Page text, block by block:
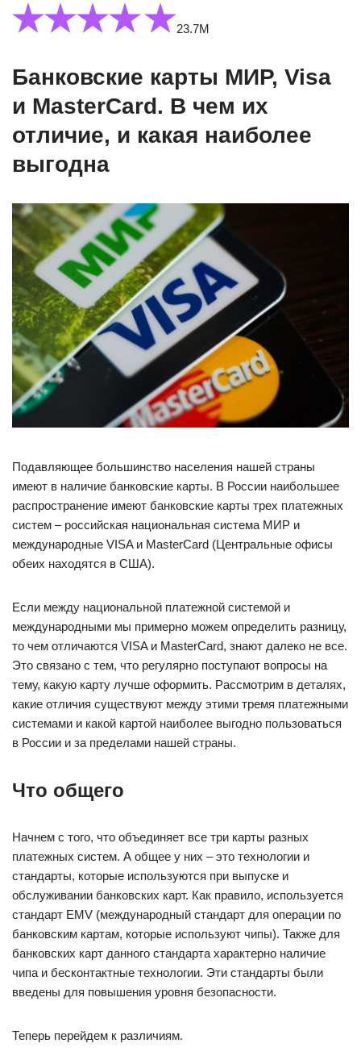
23.7М
Банковские карты МИР, Visa
и MasterCard. В чем их
отличие, и какая наиболее
выгодна
Подавляющее большинство населения нашей страны
имеют в наличие банковские карты. В России наибольшее
распространение имеют банковские карты трех платежных
систем – российская национальная система МИР и
международные VISA и MasterCard (Центральные офисы
обеих находятся в США).
Если между национальной платежной системой и
международными мы примерно можем определить разницу,
то чем отличаются VISA и MasterCard, знают далеко не все.
Это связано с тем, что регулярно поступают вопросы на
тему, какую карту лучше оформить. Рассмотрим в деталях,
какие отличия существуют между этими тремя платежными
системами и какой картой наиболее выгодно пользоваться
в России и за пределами нашей страны.
Что общего
Начнем с того, что объединяет все три карты разных
платежных систем. А общее у них – это технологии и
стандарты, которые используются при выпуске и
обслуживании банковских карт. Как правило, используется
стандарт EMV (международный стандарт для операции по
банковским картам, которые используют чипы). Также для
банковских карт данного стандарта характерно наличие
чипа и бесконтактные технологии. Эти стандарты были
введены для повышения уровня безопасности.
Теперь перейдем к различиям.